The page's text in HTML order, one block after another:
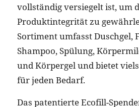
vollständig versiegelt ist, um
Produktintegrität zu
Sortiment umfasst Duschgel,
Shampoo, Spülung,
und Körpergel und bietet
für jeden Bedarf.
Das patentierte Ecofill-